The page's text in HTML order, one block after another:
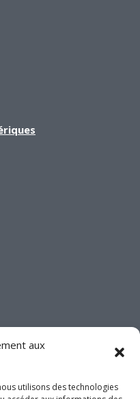
aux
utilisons des technologies